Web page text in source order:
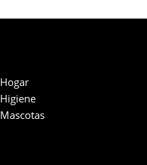
Hogar
Higiene
Mascotas